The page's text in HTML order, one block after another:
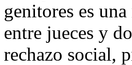
genitores es
entre jueces y
rechazo social,